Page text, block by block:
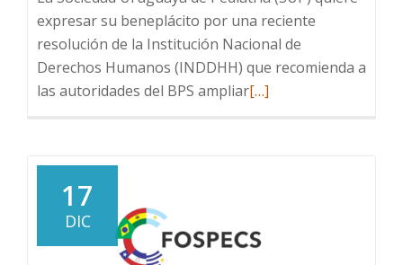
expresar su beneplácito por una reciente
resolución de la Institución Nacional de
Derechos Humanos (INDDHH) que recomienda a
las autoridades del BPS ampliarLeer
ante
un
[…]
17
DIC